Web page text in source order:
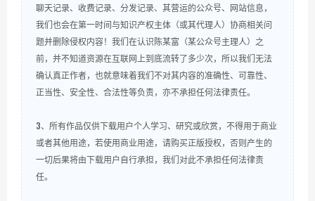
聊天记录、收费记录、分发记录、其营运的公众号、网站信息，
我们也会在第一时间与知识产权主体（或其代理人）协商相关问
题并删除侵权内容！我们在认识陈某富（某公众号主理人）之
前，并不知道资源在互联网上到底流转了多少次，所以我们无法
确认真正作者，也就意味着我们不对其内容的准确性、可靠性、
正当性、安全性、合法性等负责，亦不承担任何法律责任。
3、所有作品仅供下载用户个人学习、研究或欣赏，不得用于商业
或者其他用途，若使用商业用途，请购买正版授权，否则产生的
一切后果将由下载用户自行承担，我们对此不承担任何法律责
任。